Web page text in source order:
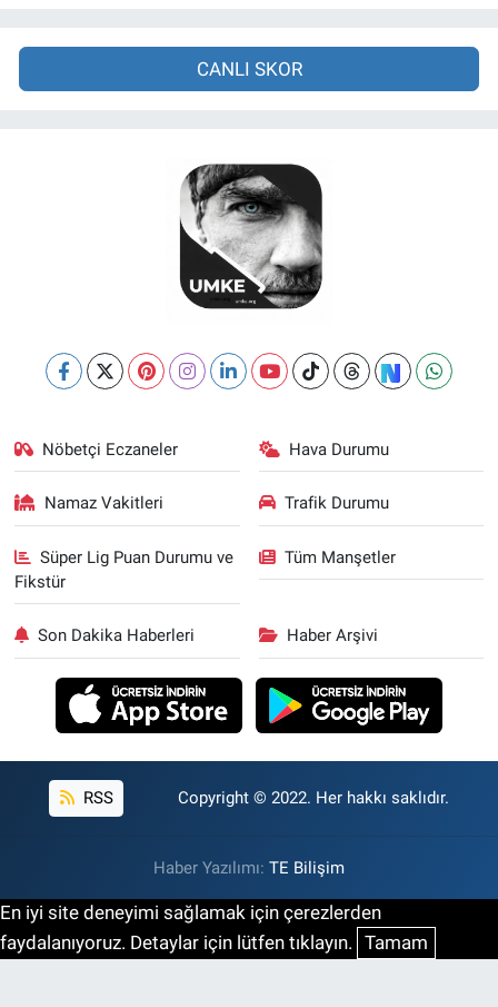
CANLI SKOR
Nöbetçi Eczaneler Hava Durumu
Namaz Vakitleri Trafik Durumu
Süper Lig Puan Durumu ve
Fikstür
Tüm Manşetler
Son Dakika Haberleri Haber Arşivi
RSS Copyright © 2022. Her hakkı saklıdır.
Haber Yazılımı: TE Bilişim
En iyi site deneyimi sağlamak için çerezlerden
faydalanıyoruz. Detaylar için lütfen tıklayın. Tamam